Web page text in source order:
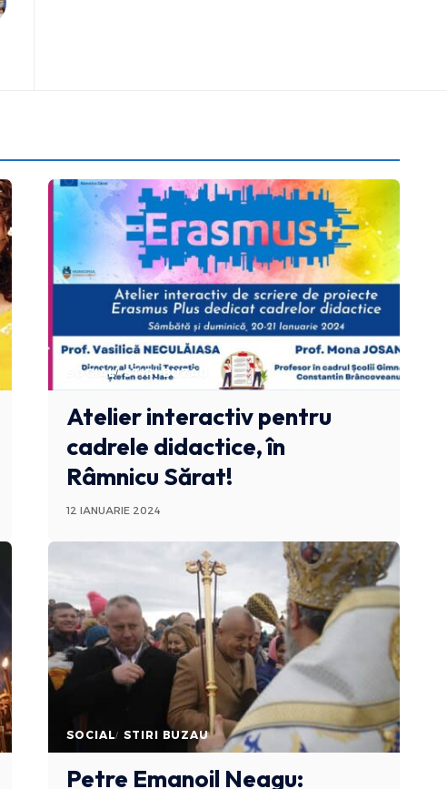
SOCIAL STIRI BUZAU
Atelier interactiv pentru
cadrele didactice, în
Râmnicu Sărat!
12 IANUARIE 2024
SOCIAL STIRI BUZAU
Petre Emanoil Neagu: